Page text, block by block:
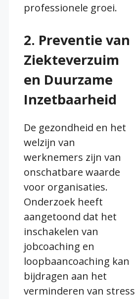
professionele groei.
2. Preventie van
Ziekteverzuim
en Duurzame
Inzetbaarheid
De gezondheid en het
welzijn van
werknemers zijn van
onschatbare waarde
voor organisaties.
Onderzoek heeft
aangetoond dat het
inschakelen van
jobcoaching en
loopbaancoaching kan
bijdragen aan het
verminderen van stress